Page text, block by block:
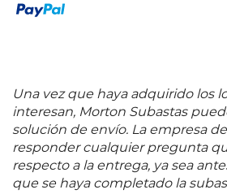
Una vez que haya adquirido los
interesan, Morton Subastas
solución de envío. La empresa
responder cualquier pregunta
respecto a la entrega, ya sea
que se haya completado la